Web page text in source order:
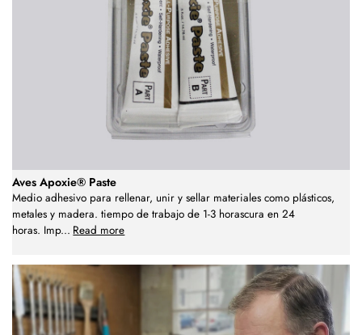
Aves Apoxie® Paste
Medio adhesivo para rellenar, unir y sellar materiales como plásticos,
metales y madera. tiempo de trabajo de 1-3 horascura en 24
horas. Imp... Read more